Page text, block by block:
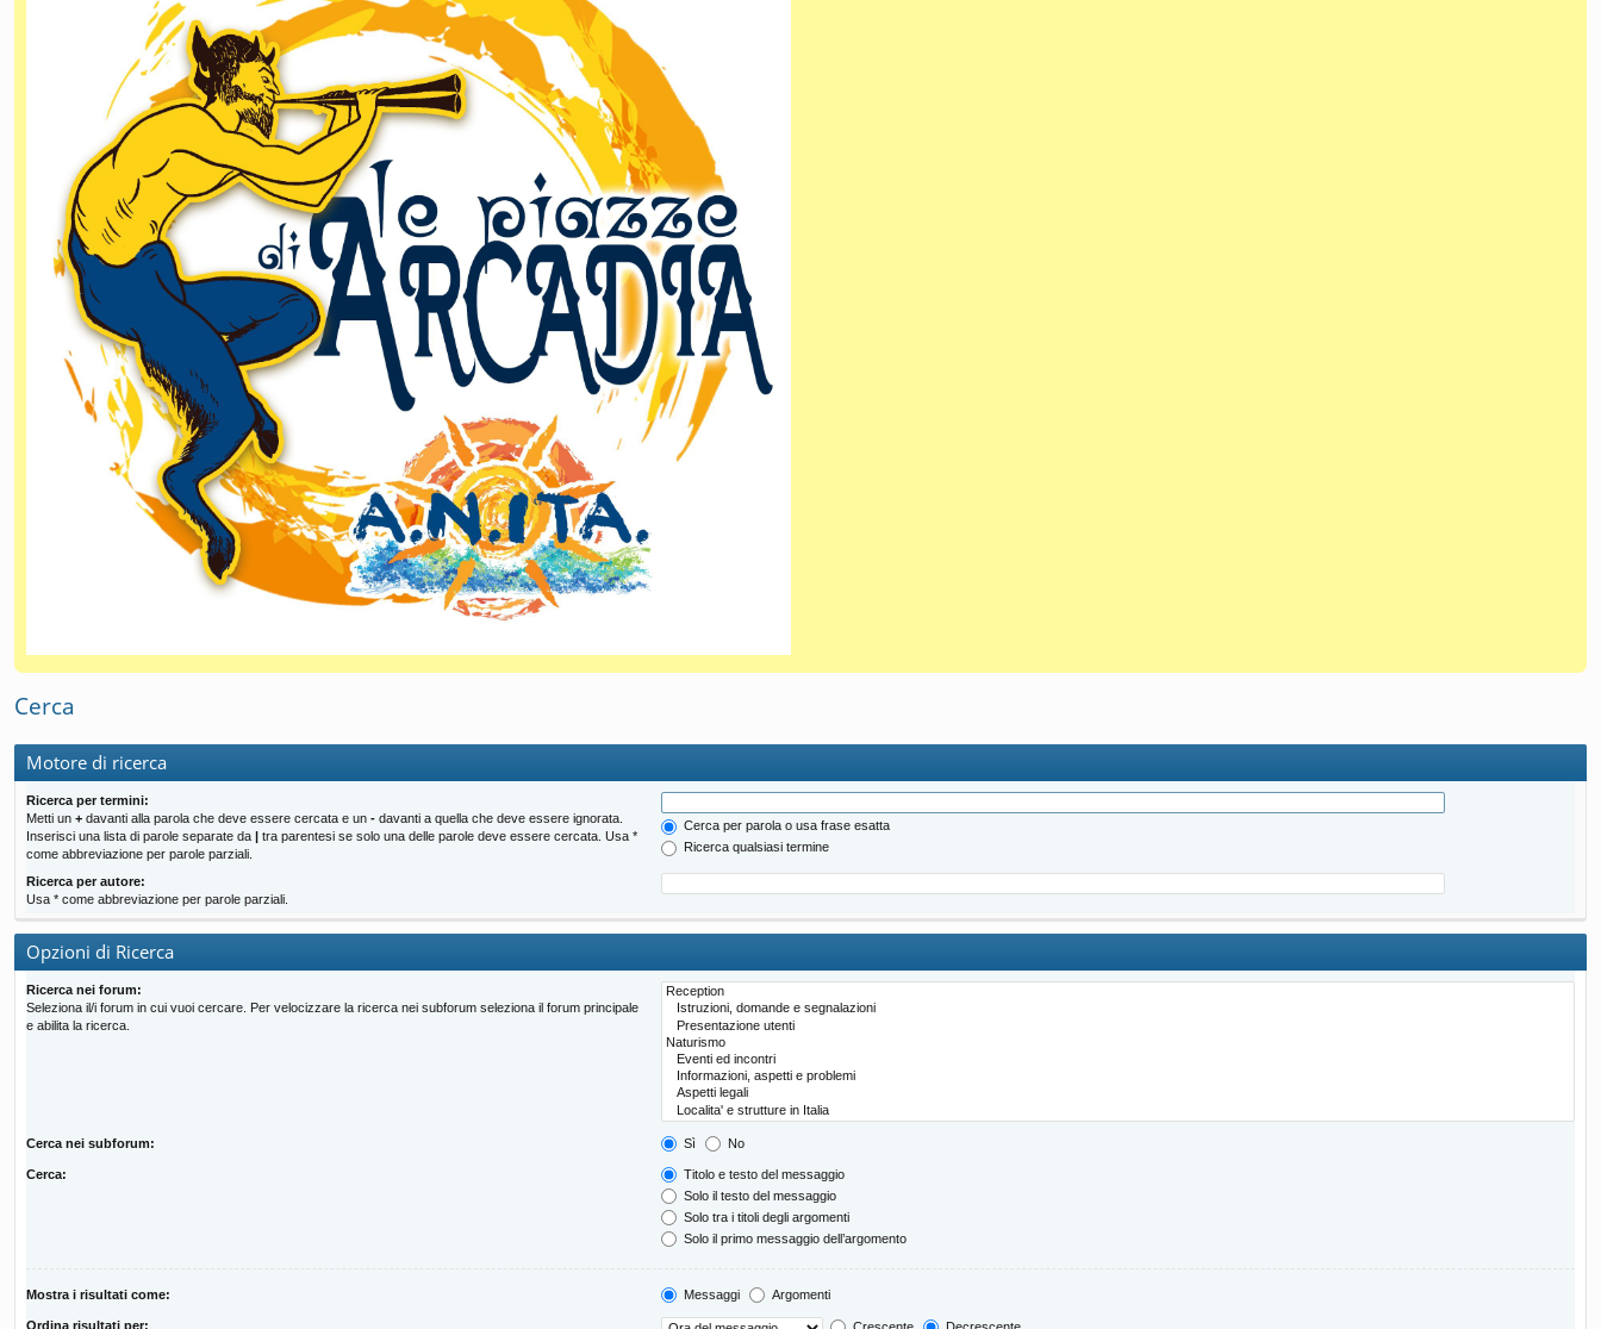
Cerca
Motore di ricerca
Ricerca per termini:
Metti un + davanti alla parola che deve essere cercata e un - davanti a quella che deve essere ignorata.
Inserisci una lista di parole separate da | tra parentesi se solo una delle parole deve essere cercata. Usa *
come abbreviazione per parole parziali.
Cerca per parola o usa frase esatta
Ricerca qualsiasi termine
Ricerca per autore:
Usa * come abbreviazione per parole parziali.
Opzioni di Ricerca
Ricerca nei forum:
Seleziona il/i forum in cui vuoi cercare. Per velocizzare la ricerca nei subforum seleziona il forum principale
e abilita la ricerca.
Cerca nei subforum: Sì No
Cerca:
Titolo e testo del messaggio
Solo il testo del messaggio
Solo tra i titoli degli argomenti
Solo il primo messaggio dell’argomento
Mostra i risultati come: Messaggi Argomenti
Ordina risultati per: Crescente Decrescente